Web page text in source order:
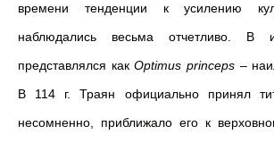
времени тенденции к усилению
наблюдались весьма отчетливо. В
представлялся какOptimus princeps –
В 114 г. Траян официально принял
несомненно, приближало его к